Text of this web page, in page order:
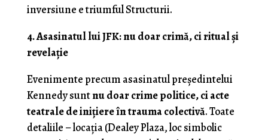
inversiune e triumful Structurii.
4. Asasinatul lui JFK: nu doar crimă, ci ritual și
revelație
Evenimente precum asasinatul președintelui
Kennedy suntnu doar crime politice, ci acte
teatrale de inițiere în trauma colectivă. Toate
detaliile – locația (Dealey Plaza, loc simbolic